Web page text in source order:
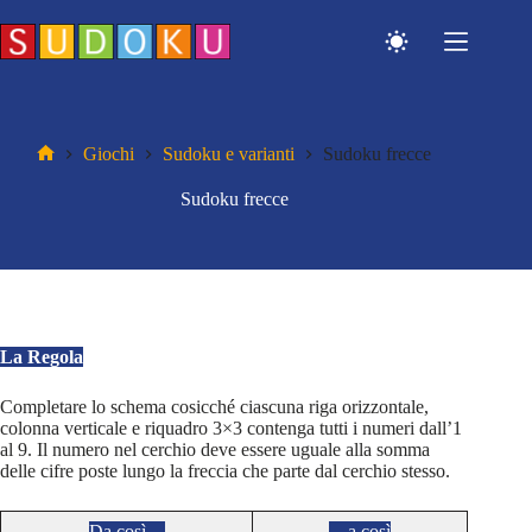
al
contenuto
Giochi Sudoku e varianti Sudoku frecce
Sudoku frecce
La Regola
Completare lo schema cosicché ciascuna riga orizzontale,
colonna verticale e riquadro 3×3 contenga tutti i numeri dall’1
al 9. Il numero nel cerchio deve essere uguale alla somma
delle cifre poste lungo la freccia che parte dal cerchio stesso.